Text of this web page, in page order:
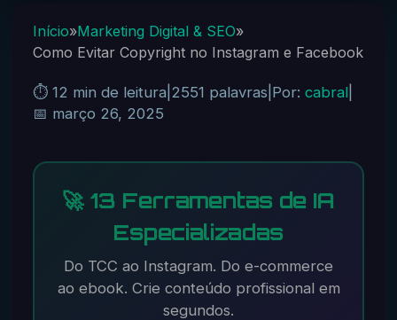
Início»Marketing Digital & SEO»
Como Evitar Copyright no Instagram e Facebook
⏱️ 12 min de leitura 2551 palavras Por: cabral|
📅 março 26, 2025
🚀 13 Ferramentas de IA
Especializadas
Do TCC ao Instagram. Do e-commerce
ao ebook. Crie conteúdo profissional em
segundos.